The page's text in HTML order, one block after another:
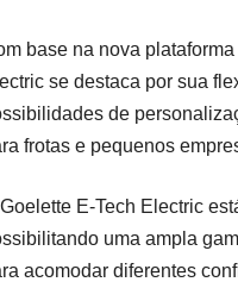
base na nova
se destaca por sua
de
frotas e pequenos
E-Tech Electric
uma ampla
acomodar diferentes